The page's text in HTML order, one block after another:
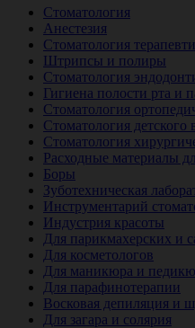
Стоматология
Анестезия
Стоматология
Штрипсы и полиры
Стоматология
Гигиена полости рта и
Стоматология
Стоматология детского
Стоматология
Расходные материалы
Боры
Зуботехническая
Инструментарий
Индустрия красоты
Для парикмахерских и
Для косметологов
Для маникюра и
Для парафинотерапии
Восковая депиляция и
Для загара и солярия